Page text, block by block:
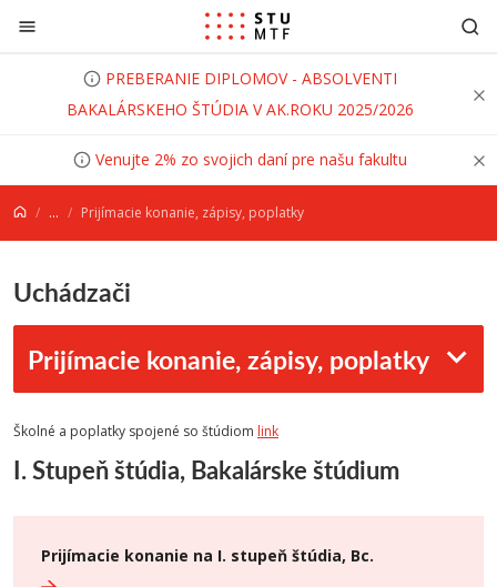
Prejsť na obsah
PREBERANIE DIPLOMOV - ABSOLVENTI
BAKALÁRSKEHO ŠTÚDIA V AK.ROKU 2025/2026
Venujte 2% zo svojich daní pre našu fakultu
... Prijímacie konanie, zápisy, poplatky
Uchádzači
Prijímacie konanie, zápisy, poplatky
Školné a poplatky spojené so štúdiom link
I. Stupeň štúdia, Bakalárske štúdium
Prijímacie konanie na I. stupeň štúdia, Bc.